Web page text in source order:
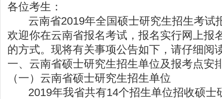
各位考生：
云南省2019年全国硕士研究生招生考试
欢迎你在云南省报名考试，报名实行网上报
的方式。现将有关事项公告如下，请仔细阅
一、云南省硕士研究生招生单位及报考点安
（一）云南省硕士研究生招生单位
2019年我省共有14个招生单位招收硕士